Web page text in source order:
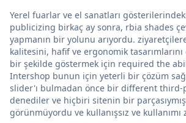
Yerel fuarlar ve el sanatları
publicizing birkaç ay sonra, rbia shades
yapmanın bir yolunu arıyordu.
kalitesini, hafif ve ergonomik
bir şekilde göstermek için required the
Intershop bunun için yeterli bir çözüm
slider'ı bulmadan önce bir different third-
denediler ve hiçbiri sitenin bir
görünmüyordu ve kullanışsız ve kullanımı